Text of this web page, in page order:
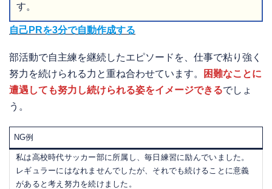
す。
自己PRを3分で自動作成する
部活動で自主練を継続したエピソードを、仕事で粘り強く
努力を続けられる力と重ね合わせています。
困難なことに
遭遇しても努力し続けられる姿をイメージできるでしょ
う。
NG例
私は高校時代サッカー部に所属し、毎日練習に励んでいました。
レギュラーにはなれませんでしたが、それでも続けることに意義
があると考え努力を続けました。